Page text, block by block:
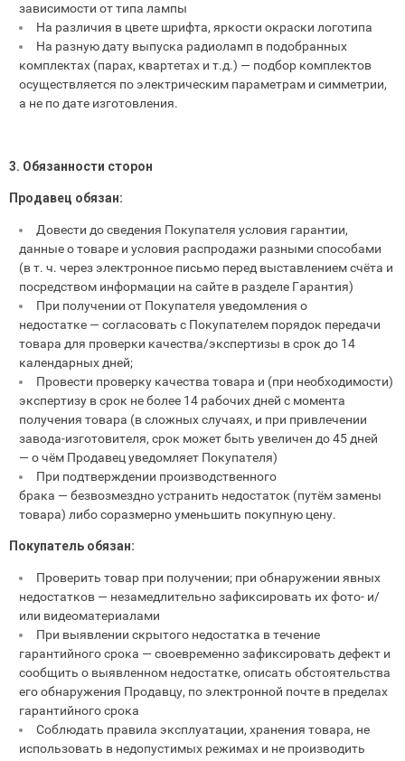
зависимости от типа лампы
На различия в цвете шрифта, яркости окраски логотипа
На разную дату выпуска радиоламп в подобранных
комплектах (парах, квартетах и т.д.) — подбор комплектов
осуществляется по электрическим параметрам и симметрии,
а не по дате изготовления.
3. Обязанности сторон
Продавец обязан:
Довести до сведения Покупателя условия гарантии,
данные о товаре и условия распродажи разными способами
(в т. ч. через электронное письмо перед выставлением счёта и
посредством информации на сайте в разделе Гарантия)
При получении от Покупателя уведомления о
недостатке — согласовать с Покупателем порядок передачи
товара для проверки качества/экспертизы в срок до 14
календарных дней;
Провести проверку качества товара и (при необходимости)
экспертизу в срок не более 14 рабочих дней с момента
получения товара (в сложных случаях, и при привлечении
завода‑изготовителя, срок может быть увеличен до 45 дней
— о чём Продавец уведомляет Покупателя)
При подтверждении производственного
брака — безвозмездно устранить недостаток (путём замены
товара) либо соразмерно уменьшить покупную цену.
Покупатель обязан:
Проверить товар при получении; при обнаружении явных
недостатков — незамедлительно зафиксировать их фото- и/
или видеоматериалами
При выявлении скрытого недостатка в течение
гарантийного срока — своевременно зафиксировать дефект и
сообщить о выявленном недостатке, описать обстоятельства
его обнаружения Продавцу, по электронной почте в пределах
гарантийного срока
Соблюдать правила эксплуатации, хранения товара, не
использовать в недопустимых режимах и не производить